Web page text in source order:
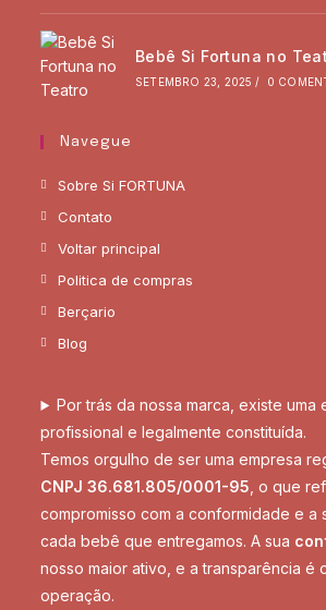
Bebê Si Fortuna no
SETEMBRO 23, 2025 / 0
Navegue
Sobre Si FORTUNA
Contato
Voltar principal
Politica de compras
Berçario
Blog
Por trás da nossa marca, existe uma
profissional e legalmente constituída.
Temos orgulho de ser uma empresa
CNPJ 36.681.805/0001-95 , o que
compromisso com a conformidade e a
cada bebê que entregamos. A sua
nosso maior ativo, e a transparência é
operação.